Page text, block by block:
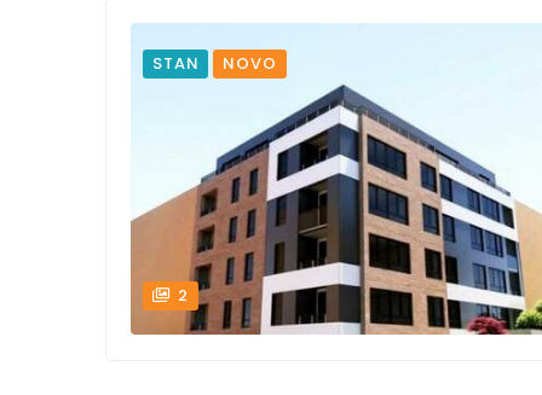
STAN NOVO
2